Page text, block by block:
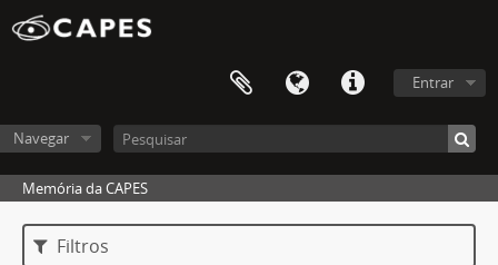
Entrar
Navegar
Memória da CAPES
Filtros